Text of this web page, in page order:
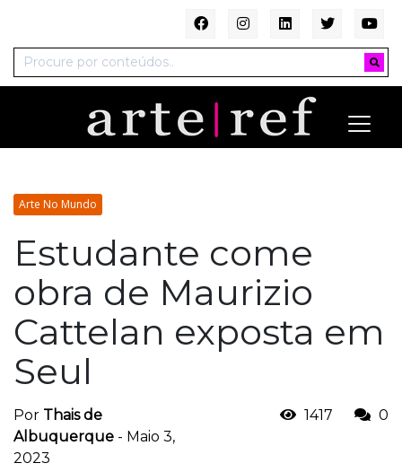
Arte No Mundo
Estudante come
obra de Maurizio
Cattelan exposta em
Seul
Por Thais de
Albuquerque - Maio 3,
2023
1417 0